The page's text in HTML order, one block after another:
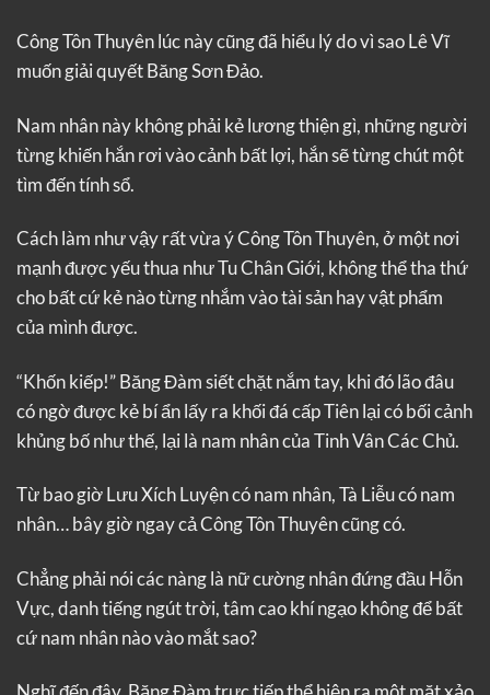
Công Tôn Thuyên lúc này cũng đã hiểu lý do vì sao Lê Vĩ
muốn giải quyết Băng Sơn Đảo.
Nam nhân này không phải kẻ lương thiện gì, những người
từng khiến hắn rơi vào cảnh bất lợi, hắn sẽ từng chút một
tìm đến tính sổ.
Cách làm như vậy rất vừa ý Công Tôn Thuyên, ở một nơi
mạnh được yếu thua như Tu Chân Giới, không thể tha thứ
cho bất cứ kẻ nào từng nhắm vào tài sản hay vật phẩm
của mình được.
“Khốn kiếp!” Băng Đàm siết chặt nắm tay, khi đó lão đâu
có ngờ được kẻ bí ẩn lấy ra khối đá cấp Tiên lại có bối cảnh
khủng bố như thế, lại là nam nhân của Tinh Vân Các Chủ.
Từ bao giờ Lưu Xích Luyện có nam nhân, Tà Liễu có nam
nhân… bây giờ ngay cả Công Tôn Thuyên cũng có.
Chẳng phải nói các nàng là nữ cường nhân đứng đầu Hỗn
Vực, danh tiếng ngút trời, tâm cao khí ngạo không để bất
cứ nam nhân nào vào mắt sao?